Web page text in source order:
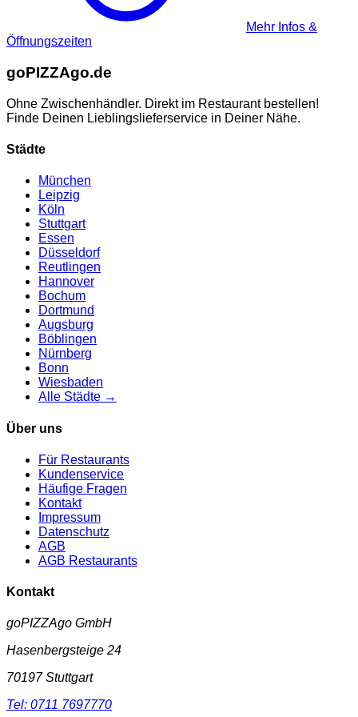
Mehr Infos &
Öffnungszeiten
goPIZZAgo.de
Ohne Zwischenhändler. Direkt im Restaurant bestellen!
Finde Deinen Lieblingslieferservice in Deiner Nähe.
Städte
München
Leipzig
Köln
Stuttgart
Essen
Düsseldorf
Reutlingen
Hannover
Bochum
Dortmund
Augsburg
Böblingen
Nürnberg
Bonn
Wiesbaden
Alle Städte →
Über uns
Für Restaurants
Kundenservice
Häufige Fragen
Kontakt
Impressum
Datenschutz
AGB
AGB Restaurants
Kontakt
goPIZZAgo GmbH
Hasenbergsteige 24
70197 Stuttgart
Tel: 0711 7697770